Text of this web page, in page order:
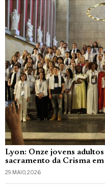
Lyon: Onze jovens
sacramento da Crisma em
29 MAIO, 2026